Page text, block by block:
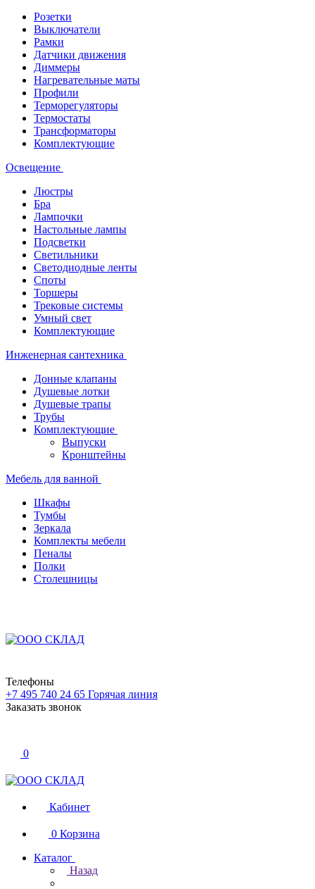
Розетки
Выключатели
Рамки
Датчики движения
Диммеры
Нагревательные маты
Профили
Терморегуляторы
Термостаты
Трансформаторы
Комплектующие
Освещение
Люстры
Бра
Лампочки
Настольные лампы
Подсветки
Светильники
Светодиодные ленты
Споты
Торшеры
Трековые системы
Умный свет
Комплектующие
Инженерная сантехника
Донные клапаны
Душевые лотки
Душевые трапы
Трубы
Комплектующие
Выпуски
Кронштейны
Мебель для ванной
Шкафы
Тумбы
Зеркала
Комплекты мебели
Пеналы
Полки
Столешницы
Телефоны
+7 495 740 24 65 Горячая линия
Заказать звонок
0
Кабинет
0 Корзина
Каталог
Назад